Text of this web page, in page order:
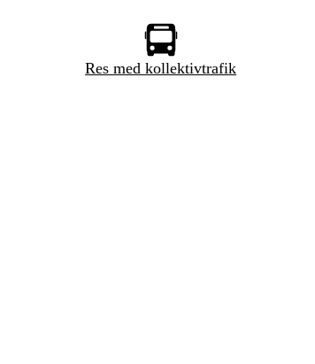
Res med kollektivtrafik